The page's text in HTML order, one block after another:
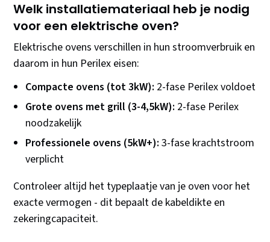
Welk installatiemateriaal heb je nodig
voor een elektrische oven?
Elektrische ovens verschillen in hun stroomverbruik en
daarom in hun Perilex eisen:
Compacte ovens (tot 3kW): 2-fase Perilex voldoet
Grote ovens met grill (3-4,5kW): 2-fase Perilex
noodzakelijk
Professionele ovens (5kW+): 3-fase krachtstroom
verplicht
Controleer altijd het typeplaatje van je oven voor het
exacte vermogen - dit bepaalt de kabeldikte en
zekeringcapaciteit.